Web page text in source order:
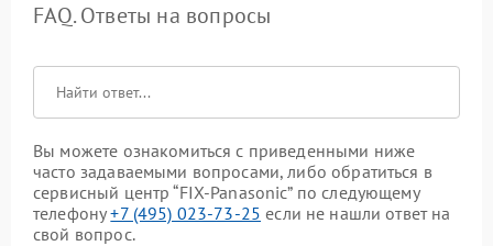
FAQ. Ответы на вопросы
Вы можете ознакомиться с приведенными ниже
часто задаваемыми вопросами, либо обратиться в
сервисный центр “FIX-Panasonic” по следующему
телефону+7 (495) 023-73-25 если не нашли ответ на
свой вопрос.